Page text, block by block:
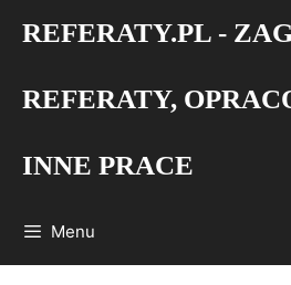
REFERATY.PL -
REFERATY,
INNE PRACE
Menu